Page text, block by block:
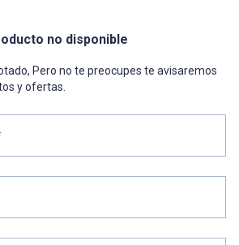
no disponible
Pero no te preocupes te avisaremos
y ofertas.